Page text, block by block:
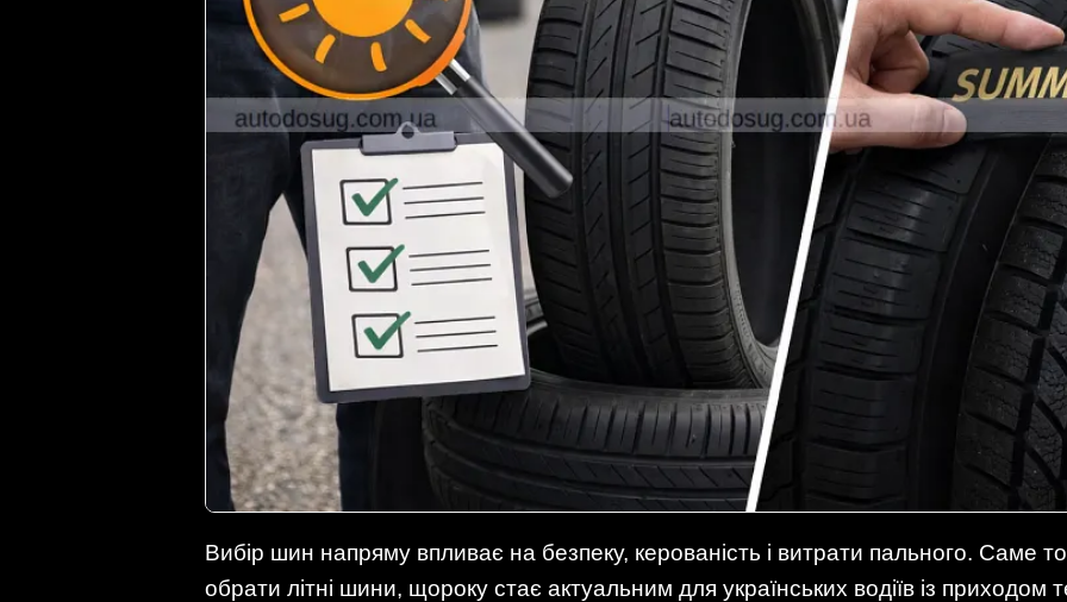
Вибір шин напряму впливає на безпеку, керованість і витрати пального. Саме
обрати літні шини, щороку стає актуальним для українських водіїв із приходом